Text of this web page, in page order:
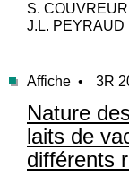
S.
J.L. PEYRAUD
Affiche • 3R
Nature
laits de
différents